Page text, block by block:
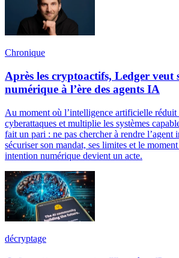
Chronique
Après les cryptoactifs, Ledger veut
numérique à l’ère des agents IA
Au moment où l’intelligence artificielle réduit
cyberattaques et multiplie les systèmes
fait un pari : ne pas chercher à rendre l’agent
sécuriser son mandat, ses limites et le
intention numérique devient un acte.
décryptage